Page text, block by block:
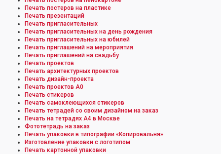
Печать постеров на пластике
Печать презентаций
Печать пригласительных
Печать пригласительных на день рождения
Печать пригласительных на юбилей
Печать приглашений на мероприятия
Печать приглашений на свадьбу
Печать проектов
Печать архитектурных проектов
Печать дизайн-проекта
Печать проектов А0
Печать стикеров
Печать самоклеющихся стикеров
Печать тетрадей со своим дизайном на заказ
Печать на тетрадях А4 в Москве
Фототетрадь на заказ
Печать упаковки в типографии «Копировальня»
Изготовление упаковки с логотипом
Печать картонной упаковки